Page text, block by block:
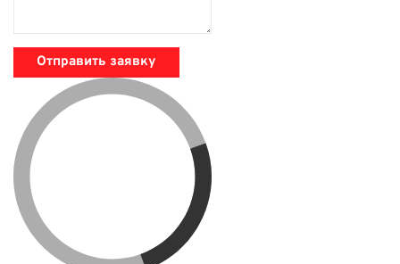
Отправить заявку